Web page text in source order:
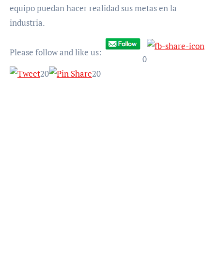
equipo puedan hacer realidad sus metas en la
industria.
Please follow and like us:
0
20
20